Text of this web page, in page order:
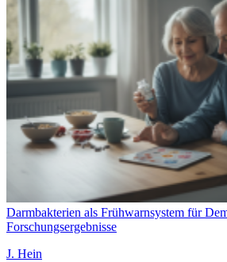
Darmbakterien als Frühwarnsystem für
Forschungsergebnisse
J. Hein